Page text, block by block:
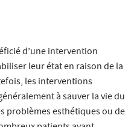
d’une intervention
leur état en raison de la
les interventions
à sauver la vie du
problèmes esthétiques ou de